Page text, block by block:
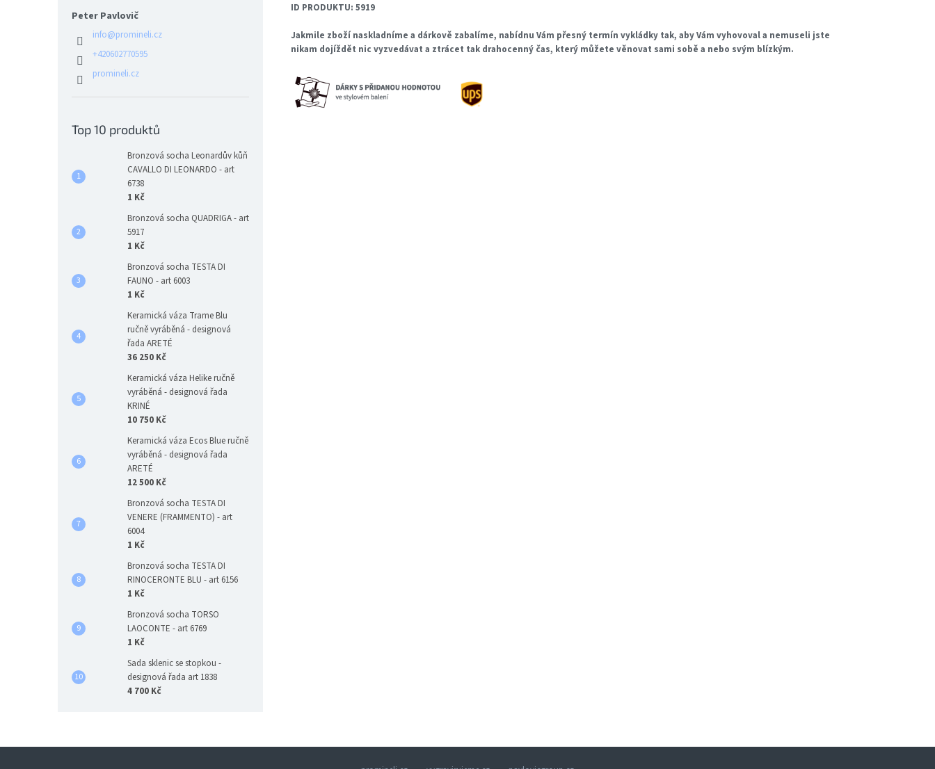
Peter Pavlovič
info@promineli.cz
+420602770595
promineli.cz
Top 10 produktů
Bronzová socha Leonardův kůň
CAVALLO DI LEONARDO - art
6738
1 Kč
Bronzová socha QUADRIGA - art
5917
1 Kč
Bronzová socha TESTA DI
FAUNO - art 6003
1 Kč
Keramická váza Trame Blu
ručně vyráběná - designová
řada ARETÉ
36 250 Kč
Keramická váza Helike ručně
vyráběná - designová řada
KRINÉ
10 750 Kč
Keramická váza Ecos Blue ručně
vyráběná - designová řada
ARETÉ
12 500 Kč
Bronzová socha TESTA DI
VENERE (FRAMMENTO) - art
6004
1 Kč
Bronzová socha TESTA DI
RINOCERONTE BLU - art 6156
1 Kč
Bronzová socha TORSO
LAOCONTE - art 6769
1 Kč
Sada sklenic se stopkou -
designová řada art 1838
4 700 Kč
ID PRODUKTU: 5919
Jakmile zboží naskladníme a dárkově zabalíme, nabídnu Vám přesný termín vykládky tak, aby Vám vyhovoval a nemuseli jste
nikam dojíždět nic vyzvedávat a ztrácet tak drahocenný čas, který můžete věnovat sami sobě a nebo svým blízkým.